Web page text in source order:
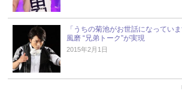
「うちの菊池がお世話になってい
風磨 “兄弟トーク”が実現
2015年2月1日